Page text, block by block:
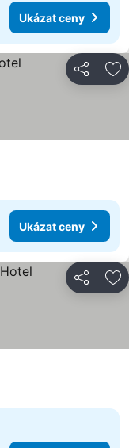
Ukázat ceny
Sdílet
Ukázat ceny
Sdílet